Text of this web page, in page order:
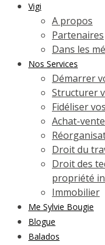
Vigi
A propos
Partenaires
Dans les
Nos Services
Démarrer
Structurer
Fidéliser
Achat-
Droit du
Droit des
propriété
Immobilier
Me Sylvie Bougie
Blogue
Balados